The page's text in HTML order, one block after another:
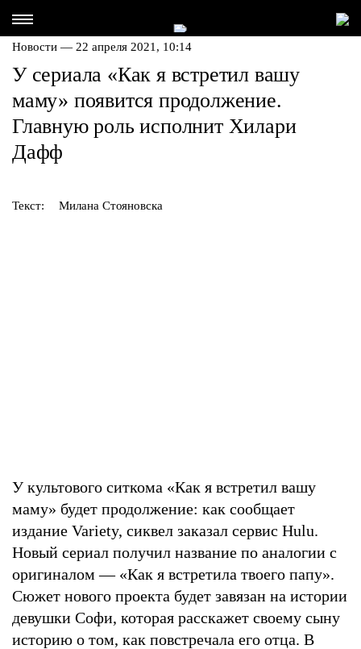
Новости — 22 апреля 2021, 10:14
У сериала «Как я встретил вашу
маму» появится продолжение.
Главную роль исполнит Хилари
Дафф
Текст: Милана Стояновска
У культового ситкома «Как я встретил вашу
маму» будет продолжение: как сообщает
издание Variety, сиквел заказал сервис Hulu.
Новый сериал получил название по аналогии с
оригиналом — «Как я встретила твоего папу».
Сюжет нового проекта будет завязан на истории
девушки Софи, которая расскажет своему сыну
историю о том, как повстречала его отца. В